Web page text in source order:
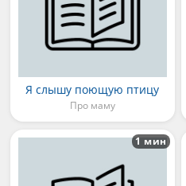
Я слышу поющую птицу
Про маму
1 мин